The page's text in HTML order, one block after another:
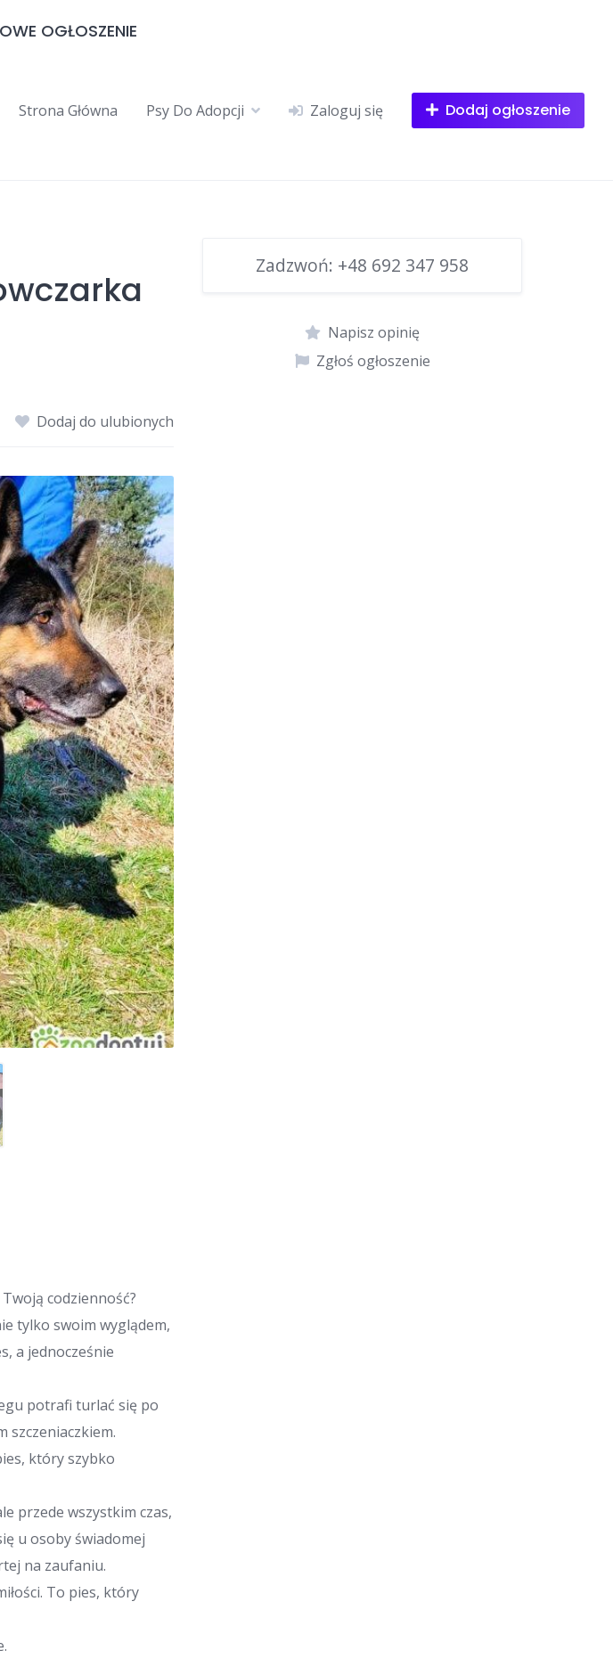
OGŁOSZENIE
Strona Główna Psy Do Adopcji Zaloguj się Dodaj ogłoszenie
Dodaj do ulubionych
codzienność?
tylko swoim wyglądem,
a jednocześnie
potrafi turlać się po
szczeniaczkiem.
który szybko
przede wszystkim czas,
u osoby świadomej
na zaufaniu.
To pies, który
Zadzwoń: +48 692 347 958
Napisz opinię
Zgłoś ogłoszenie